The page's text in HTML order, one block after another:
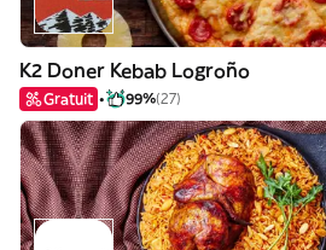
K2 Doner Kebab Logroño
Gratuit 99%(27)